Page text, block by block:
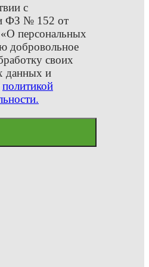
с
ФЗ № 152 от
персональных
добровольное
своих
данных и
политикой